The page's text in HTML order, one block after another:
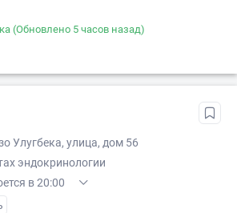
(Обновлено 5 часов назад)
Улугбека, улица, дом 56
эндокринологии
в 20:00
XX